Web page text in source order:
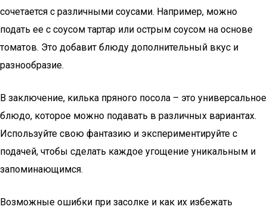
сочетается с различными соусами. Например, можно
подать ее с соусом тартар или острым соусом на основе
томатов. Это добавит блюду дополнительный вкус и
разнообразие.
В заключение, килька пряного посола – это универсальное
блюдо, которое можно подавать в различных вариантах.
Используйте свою фантазию и экспериментируйте с
подачей, чтобы сделать каждое угощение уникальным и
запоминающимся.
Возможные ошибки при засолке и как их избежать